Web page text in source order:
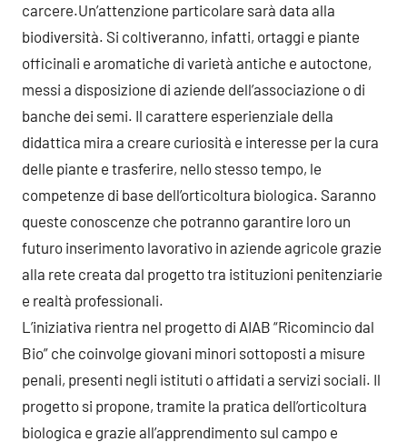
carcere.Un’attenzione particolare sarà data alla
biodiversità. Si coltiveranno, infatti, ortaggi e piante
officinali e aromatiche di varietà antiche e autoctone,
messi a disposizione di aziende dell’associazione o di
banche dei semi. Il carattere esperienziale della
didattica mira a creare curiosità e interesse per la cura
delle piante e trasferire, nello stesso tempo, le
competenze di base dell’orticoltura biologica. Saranno
queste conoscenze che potranno garantire loro un
futuro inserimento lavorativo in aziende agricole grazie
alla rete creata dal progetto tra istituzioni penitenziarie
e realtà professionali.
L’iniziativa rientra nel progetto di AIAB “Ricomincio dal
Bio” che coinvolge giovani minori sottoposti a misure
penali, presenti negli istituti o affidati a servizi sociali. Il
progetto si propone, tramite la pratica dell’orticoltura
biologica e grazie all’apprendimento sul campo e